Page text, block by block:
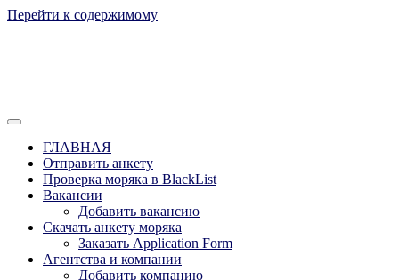
Перейти к содержимому
Рассылка
Вакансии для моряков. Работа для
моряков в море. Каталог крюинговых
компаний и морских агентств
Украины, России, Европы и Всего
мира. Отзывы, Контакты, Работа,
Вакансии для моряков. Рассылка
ГЛАВНАЯ
Отправить анкету
Проверка моряка в BlackList
Вакансии
Добавить вакансию
Скачать анкету моряка
Заказать Application Form
Агентства и компании
Добавить компанию